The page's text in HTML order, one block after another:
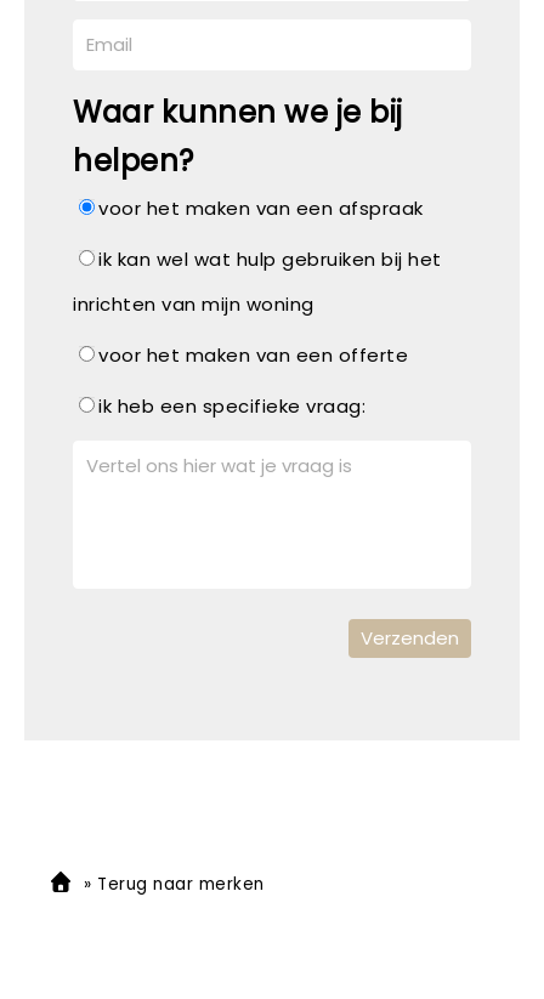
Waar kunnen we je bij
helpen?
voor het maken van een afspraak
ik kan wel wat hulp gebruiken bij het
inrichten van mijn woning
voor het maken van een offerte
ik heb een specifieke vraag:
» Terug naar merken